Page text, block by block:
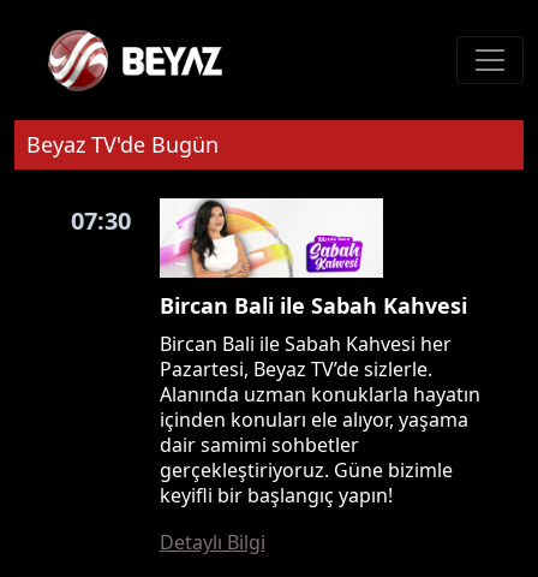
Beyaz TV'de Bugün
07:30
Bircan Bali ile Sabah Kahvesi
Bircan Bali ile Sabah Kahvesi her
Pazartesi, Beyaz TV’de sizlerle.
Alanında uzman konuklarla hayatın
içinden konuları ele alıyor, yaşama
dair samimi sohbetler
gerçekleştiriyoruz. Güne bizimle
keyifli bir başlangıç yapın!
Detaylı Bilgi